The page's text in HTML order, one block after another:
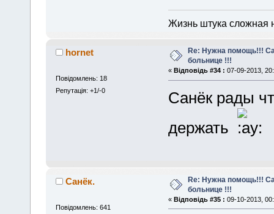
Жизнь штука сложная
hornet
Повідомлень: 18
Репутація: +1/-0
Re: Нужна помощь!!!
больнице !!!
« Відповідь #34 : 07-09-2013,
Санёк рады
держать
Санёк.
Повідомлень: 641
Re: Нужна помощь!!!
больнице !!!
« Відповідь #35 : 09-10-2013,